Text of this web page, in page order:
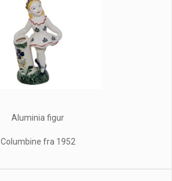
Aluminia figur
Columbine fra 1952